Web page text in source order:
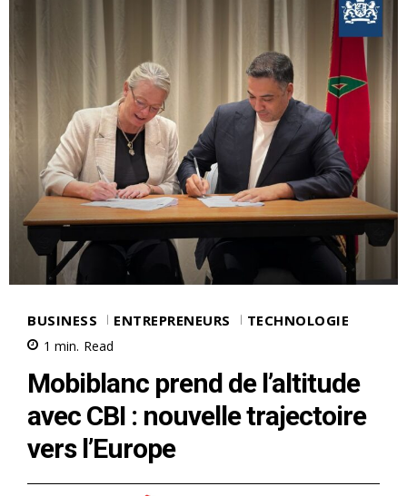
BUSINESS ENTREPRENEURS TECHNOLOGIE
1 min. Read
Mobiblanc prend de l’altitude
avec CBI : nouvelle trajectoire
vers l’Europe